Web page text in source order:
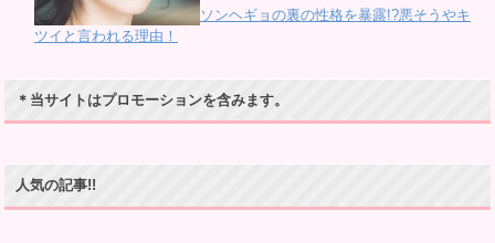
ソンヘギョの裏の性格を暴露!?悪そうやキ
ツイと言われる理由！
＊当サイトはプロモーションを含みます。
人気の記事!!